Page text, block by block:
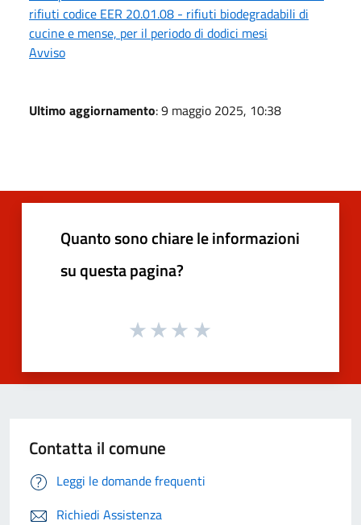
rifiuti codice EER 20.01.08 - rifiuti biodegradabili di
cucine e mense, per il periodo di dodici mesi
Avviso
Ultimo aggiornamento: 9 maggio 2025, 10:38
Quanto sono chiare le informazioni
su questa pagina?
Contatta il comune
Leggi le domande frequenti
Richiedi Assistenza